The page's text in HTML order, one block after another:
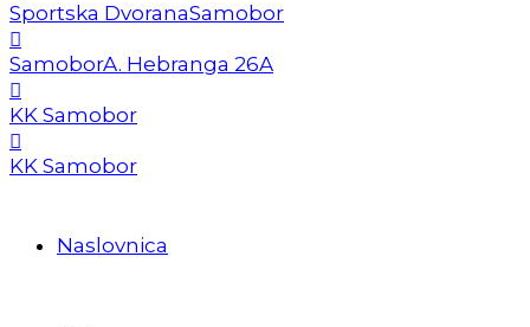
Sportska DvoranaSamobor
SamoborA. Hebranga 26A
KK Samobor
KK Samobor
Naslovnica